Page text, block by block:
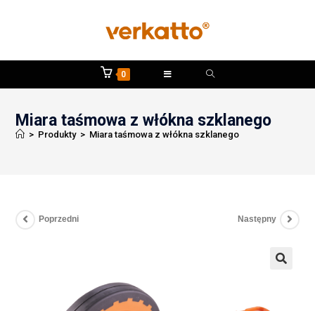
0
Miara taśmowa z włókna szklanego
> Produkty > Miara taśmowa z włókna szklanego
Poprzedni Następny